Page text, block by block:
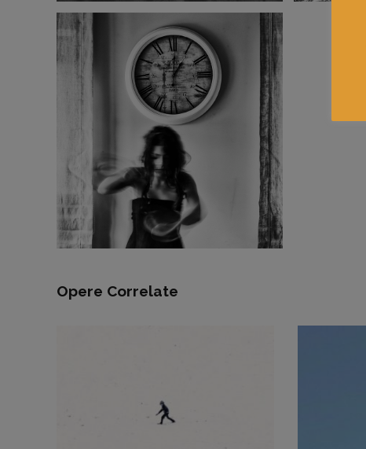
Opere Correlate